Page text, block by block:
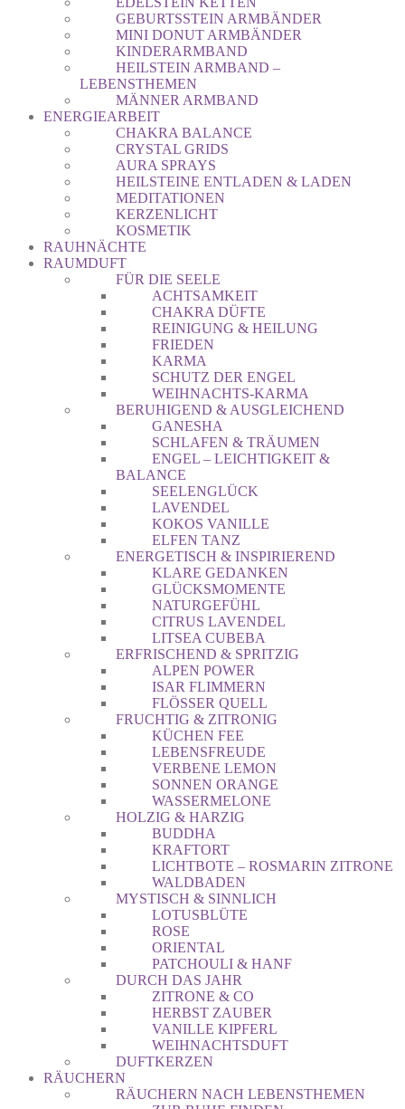
GEBURTSSTEIN ARMBÄNDER
MINI DONUT ARMBÄNDER
KINDERARMBAND
HEILSTEIN ARMBAND –
LEBENSTHEMEN
MÄNNER ARMBAND
ENERGIEARBEIT
CHAKRA BALANCE
CRYSTAL GRIDS
AURA SPRAYS
HEILSTEINE ENTLADEN & LADEN
MEDITATIONEN
KERZENLICHT
KOSMETIK
RAUHNÄCHTE
RAUMDUFT
FÜR DIE SEELE
ACHTSAMKEIT
CHAKRA DÜFTE
REINIGUNG & HEILUNG
FRIEDEN
KARMA
SCHUTZ DER ENGEL
WEIHNACHTS-KARMA
BERUHIGEND & AUSGLEICHEND
GANESHA
SCHLAFEN & TRÄUMEN
ENGEL – LEICHTIGKEIT &
BALANCE
SEELENGLÜCK
LAVENDEL
KOKOS VANILLE
ELFEN TANZ
ENERGETISCH & INSPIRIEREND
KLARE GEDANKEN
GLÜCKSMOMENTE
NATURGEFÜHL
CITRUS LAVENDEL
LITSEA CUBEBA
ERFRISCHEND & SPRITZIG
ALPEN POWER
ISAR FLIMMERN
FLÖSSER QUELL
FRUCHTIG & ZITRONIG
KÜCHEN FEE
LEBENSFREUDE
VERBENE LEMON
SONNEN ORANGE
WASSERMELONE
HOLZIG & HARZIG
BUDDHA
KRAFTORT
LICHTBOTE – ROSMARIN ZITRONE
WALDBADEN
MYSTISCH & SINNLICH
LOTUSBLÜTE
ROSE
ORIENTAL
PATCHOULI & HANF
DURCH DAS JAHR
ZITRONE & CO
HERBST ZAUBER
VANILLE KIPFERL
WEIHNACHTSDUFT
DUFTKERZEN
RÄUCHERN
RÄUCHERN NACH LEBENSTHEMEN